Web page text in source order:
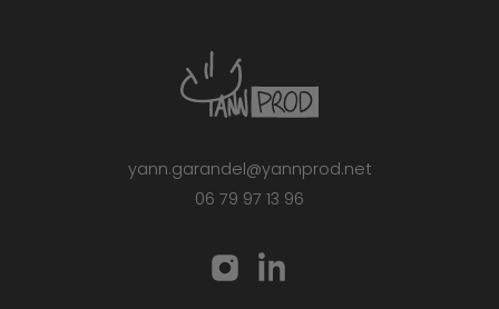
yann.garandel@yannprod.net
06 79 97 13 96